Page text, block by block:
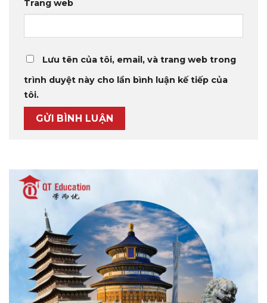
Trang web
Lưu tên của tôi, email, và trang web trong
trình duyệt này cho lần bình luận kế tiếp của
tôi.